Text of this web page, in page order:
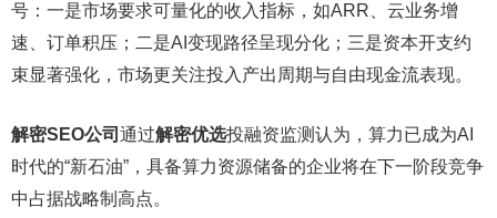
号：一是市场要求可量化的收入指标，如ARR、云业务增
速、订单积压；二是AI变现路径呈现分化；三是资本开支约
束显著强化，市场更关注投入产出周期与自由现金流表现。
解密SEO公司 通过解密优选投融资监测认为，算力已成为AI
时代的“新石油”，具备算力资源储备的企业将在下一阶段竞争
中占据战略制高点。